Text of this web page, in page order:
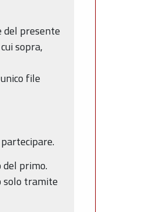
del presente
sopra,
file
del primo.
solo tramite